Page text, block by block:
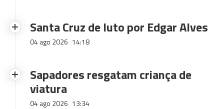
Santa Cruz de luto por Edgar Alves
04 ago 2026 14:18
Sapadores resgatam criança de
viatura
04 ago 2026 13:34